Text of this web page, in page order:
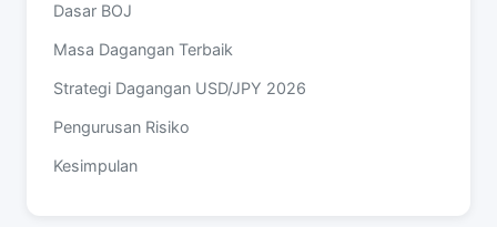
Dasar BOJ
Masa Dagangan Terbaik
Strategi Dagangan USD/JPY 2026
Pengurusan Risiko
Kesimpulan